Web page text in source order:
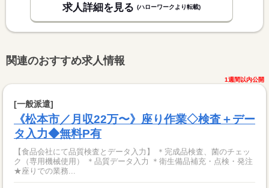
求人詳細を見る (ハローワークより転載)
関連のおすすめ求人情報
1週間以内公開
[一般派遣]
《松本市／月収22万〜》座り作業◇検査＋デー
タ入力◆無料P有
【食品会社にて品質検査とデータ入力】 ＊完成品検査、菌のチェッ
ク（専用機械使用） ＊品質データ入力 ＊衛生備品補充・点検・発注
★座りでの業務...